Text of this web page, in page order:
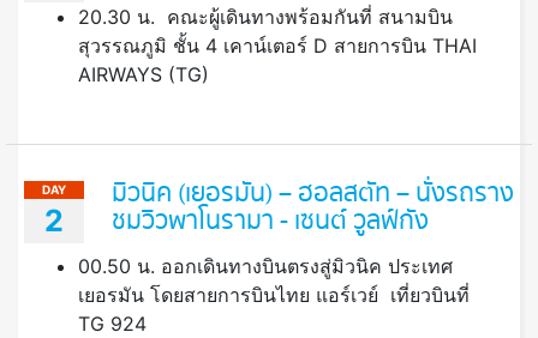
20.30 น. คณะผู้เดินทางพร้อมกันที่ สนามบิน
สุวรรณภูมิ ชั้น 4 เคาน์เตอร์ D สายการบิน THAI
AIRWAYS (TG)
DAY
2
มิวนิค (เยอรมัน) – ฮอลสตัท – นั่งรถราง
ชมวิวพาโนรามา - เซนต์ วูลฟ์กัง
00.50 น. ออกเดินทางบินตรงสู่มิวนิค ประเทศ
เยอรมัน โดยสายการบินไทย แอร์เวย์ เที่ยวบินที่
TG 924